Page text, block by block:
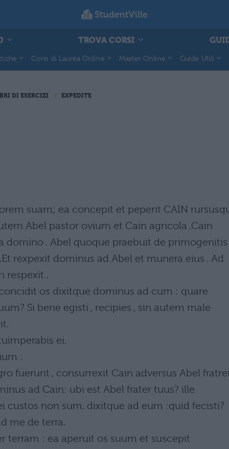
TROVA CORSI
Corsi di Laurea Online Master Online Guide Utili
DI ESERCIZI EXPEDITE
suam; ea concepit et peperit CAIN
Abel pastor ovium et Cain agricola .Cain
domino . Abel quoque praebuit de primogenitis
rexpexit dominus ad Abel et munera eius . Ad
respexit .
os dixitque dominus ad cum : quare
Si bene egisti , recipies , sin autem male
ei.
:
fuerunt , consurrexit Cain adversus Abel
ad Cain: ubi est Abel frater tuus? ille
custos non sum. dixitque ad eum :quid fecisti?
me de terra.
terram : ea aperuit os suum et suscepit